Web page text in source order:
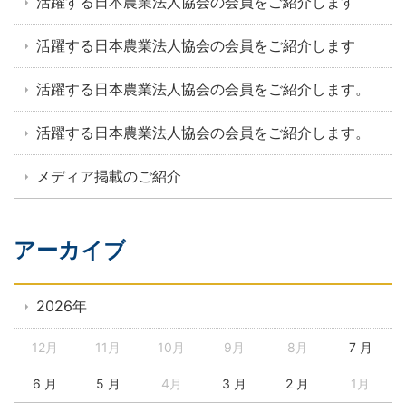
活躍する日本農業法人協会の会員をご紹介します
活躍する日本農業法人協会の会員をご紹介します。
活躍する日本農業法人協会の会員をご紹介します。
メディア掲載のご紹介
アーカイブ
2026年
12月 11月 10月 9月 8月 7 月
6 月 5 月 4月 3 月 2 月 1月